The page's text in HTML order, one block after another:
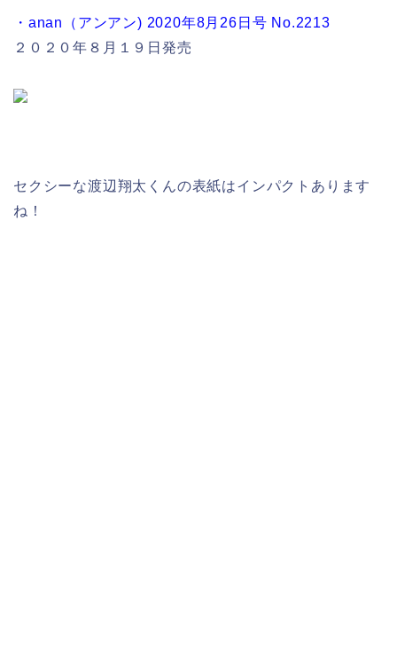
・anan（アンアン) 2020年8月26日号 No.2213
２０２０年８月１９日発売
セクシーな渡辺翔太くんの表紙はインパクトあります
ね！